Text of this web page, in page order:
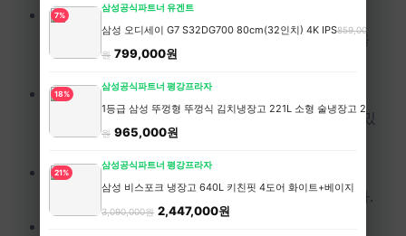
Q. 알뜰여행 = 불편한 여행?
A. 아닙니다. 계획만 잘 세우면 오히려 현지 문화를
더 깊이 경험할 수 있습니다.
Q. 혼자 여행해도 괜찮나요?
A. 호스텔에서 여행자들과 교류하면 오히려 더 재밌
습니다.
Q. 영어 못해도 가능한가요?
A. 번역앱, 구글맵만 있으면 어디든 갈 수 있습니다.
7%
삼성공식파트너 유겐트
삼성 오디세이 G7 S32DG700 80cm(32인치) 4K IPS859,000
원 799,000원
18%
삼성공식파트너 평강프라자
1등급 삼성 뚜껑형 뚜껑식 김치냉장고 221L 소형 술냉장고 2도어 세
원 965,000원
21%
삼성공식파트너 평강프라자
삼성 비스포크 냉장고 640L 키친핏 4도어 화이트+베이지
3,090,000원 2,447,000원